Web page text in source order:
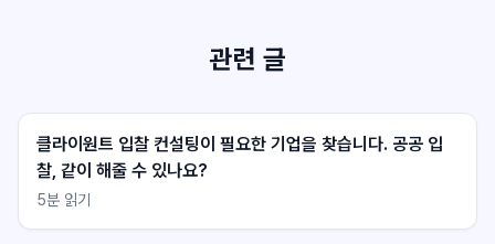
관련 글
클라이원트 입찰 컨설팅이 필요한 기업을 찾습니다. 공공 입
찰, 같이 해줄 수 있나요?
5분 읽기